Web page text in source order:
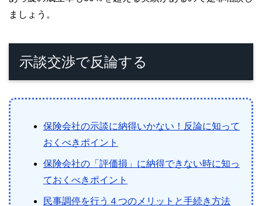
ましょう。
示談交渉で反論する
保険会社の示談に納得いかない！反論に知って
おくべきポイント
保険会社の「評価損」に納得できない時に知っ
ておくべきポイント
民事調停を行う４つのメリットと手続き方法